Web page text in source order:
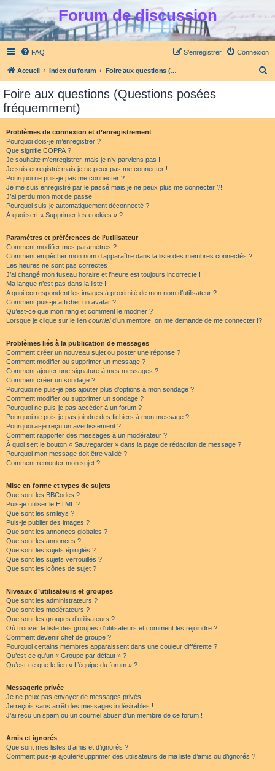
Forum de discussion
FAQ Connexion
S’enregistrer
Accueil Index du forum Foire aux questions (Questions posées fréquemment)
Foire aux questions (Questions posées
fréquemment)
Problèmes de connexion et d’enregistrement
Pourquoi dois-je m’enregistrer ?
Que signifie COPPA ?
Je souhaite m’enregistrer, mais je n’y parviens pas !
Je suis enregistré mais je ne peux pas me connecter !
Pourquoi ne puis-je pas me connecter ?
Je me suis enregistré par le passé mais je ne peux plus me connecter ?!
J’ai perdu mon mot de passe !
Pourquoi suis-je automatiquement déconnecté ?
À quoi sert « Supprimer les cookies » ?
Paramètres et préférences de l’utilisateur
Comment modifier mes paramètres ?
Comment empêcher mon nom d’apparaître dans la liste des membres connectés ?
Les heures ne sont pas correctes !
J’ai changé mon fuseau horaire et l’heure est toujours incorrecte !
Ma langue n’est pas dans la liste !
A quoi correspondent les images à proximité de mon nom d’utilisateur ?
Comment puis-je afficher un avatar ?
Qu’est-ce que mon rang et comment le modifier ?
Lorsque je clique sur le lien courrield’un membre, on me demande de me connecter !?
Problèmes liés à la publication de messages
Comment créer un nouveau sujet ou poster une réponse ?
Comment modifier ou supprimer un message ?
Comment ajouter une signature à mes messages ?
Comment créer un sondage ?
Pourquoi ne puis-je pas ajouter plus d’options à mon sondage ?
Comment modifier ou supprimer un sondage ?
Pourquoi ne puis-je pas accéder à un forum ?
Pourquoi ne puis-je pas joindre des fichiers à mon message ?
Pourquoi ai-je reçu un avertissement ?
Comment rapporter des messages à un modérateur ?
À quoi sert le bouton « Sauvegarder » dans la page de rédaction de message ?
Pourquoi mon message doit être validé ?
Comment remonter mon sujet ?
Mise en forme et types de sujets
Que sont les BBCodes ?
Puis-je utiliser le HTML ?
Que sont les smileys ?
Puis-je publier des images ?
Que sont les annonces globales ?
Que sont les annonces ?
Que sont les sujets épinglés ?
Que sont les sujets verrouillés ?
Que sont les icônes de sujet ?
Niveaux d’utilisateurs et groupes
Que sont les administrateurs ?
Que sont les modérateurs ?
Que sont les groupes d’utilisateurs ?
Où trouver la liste des groupes d’utilisateurs et comment les rejoindre ?
Comment devenir chef de groupe ?
Pourquoi certains membres apparaissent dans une couleur différente ?
Qu’est-ce qu’un « Groupe par défaut » ?
Qu’est-ce que le lien « L’équipe du forum » ?
Messagerie privée
Je ne peux pas envoyer de messages privés !
Je reçois sans arrêt des messages indésirables !
J’ai reçu un spam ou un courriel abusif d’un membre de ce forum !
Amis et ignorés
Que sont mes listes d’amis et d’ignorés ?
Comment puis-je ajouter/supprimer des utilisateurs de ma liste d’amis ou d’ignorés ?